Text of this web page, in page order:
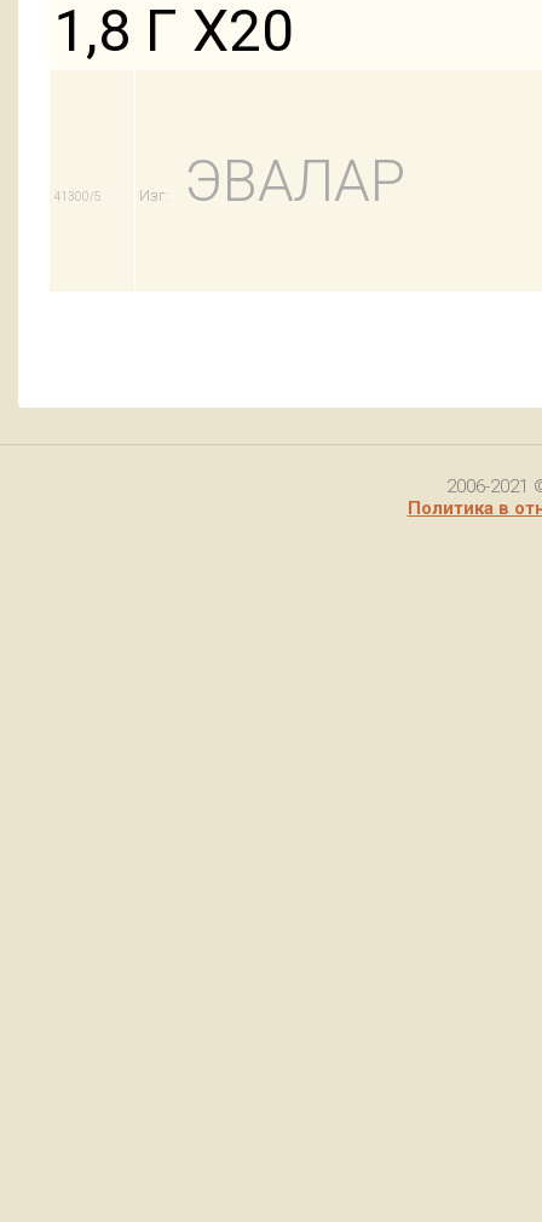
1,8 Г Х20
41300/5 Изг: ЭВАЛАР
2006-2021
Политика в